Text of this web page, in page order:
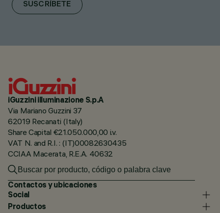
SUSCRÍBETE
iGuzzini illuminazione S.p.A
Via Mariano Guzzini 37
62019 Recanati (Italy)
Share Capital €21.050.000,00 i.v.
VAT N. and R.I. : (IT)00082630435
CCIAA Macerata, R.E.A. 40632
Contactos y ubicaciones
Social
Productos